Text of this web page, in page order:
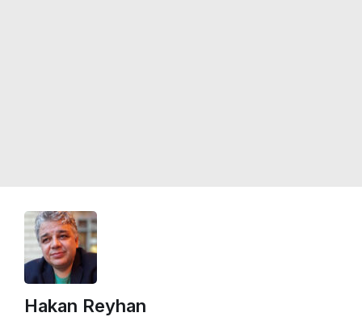
Hakan Reyhan